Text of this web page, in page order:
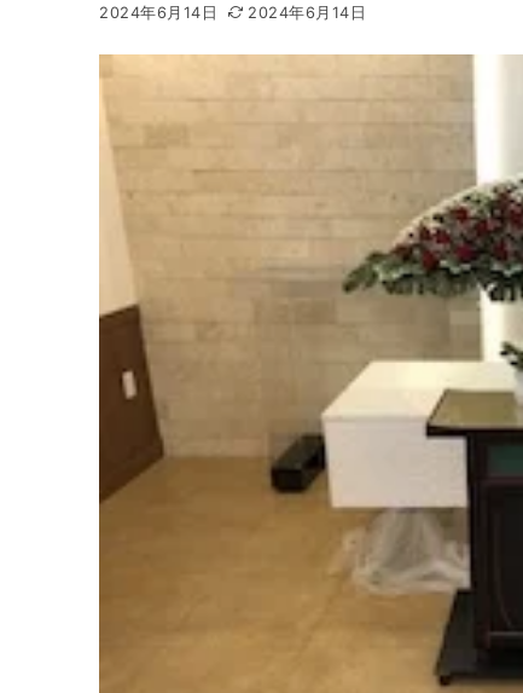
2024年6月14日 2024年6月14日